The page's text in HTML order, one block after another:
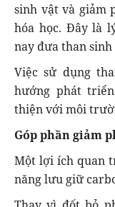
sinh vật và giảm
hóa học. Đây là
nay đưa than
Việc sử dụng
hướng phát
thiện với môi
Góp phần giảm
Một lợi ích quan
năng lưu giữ